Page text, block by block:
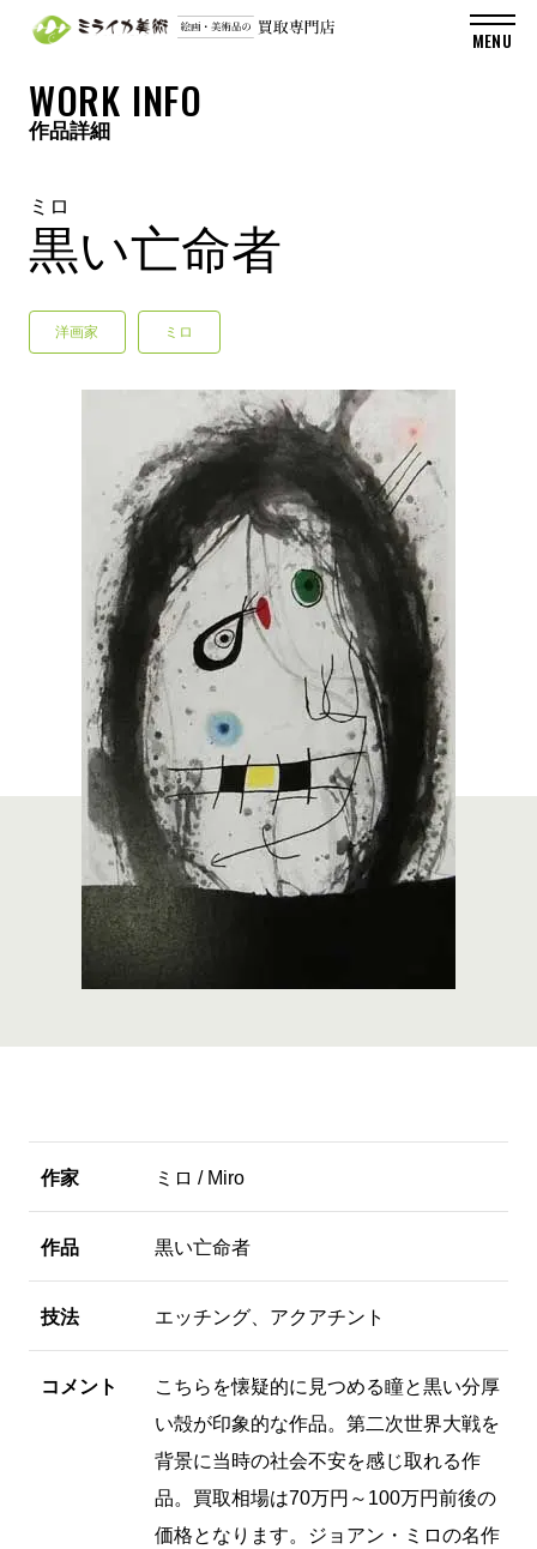
WORK INFO
作品詳細
ミロ
黒い亡命者
洋画家 ミロ
作家 ミロ / Miro
作品 黒い亡命者
技法 エッチング、アクアチント
コメント
こちらを懐疑的に見つめる瞳と黒い分厚
い殻が印象的な作品。第二次世界大戦を
背景に当時の社会不安を感じ取れる作
品。買取相場は70万円～100万円前後の
価格となります。ジョアン・ミロの名作